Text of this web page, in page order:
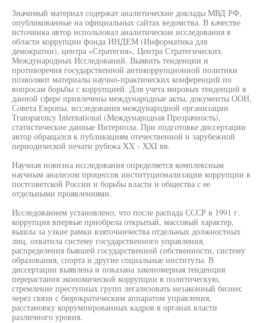
Значимый материал содержат аналитические доклады МВД РФ,
опубликованные на официальных сайтах ведомства. В качестве
источника автор использовал аналитические исследования в
области коррупции фонда ИНДЕМ (Информатика для
демократии), центра «Стратегия», Центра Стратегических
Международных Исследований. Выявить тенденции и
противоречия государственной антикоррупционной политики
позволяют материалы научно-практических конференций по
вопросам борьбы с коррупцией. Для учета мировых тенденций в
данной сфере привлечены международные акты, документы ООН,
Совета Европы, исследования международной организации
Transparency International (Международная Прозрачность),
статистические данные Интерпола. При подготовке диссертации
автор обращался к публикациям отечественной и зарубежной
периодической печати рубежа XX - XXI вв.
Научная новизна исследования определяется комплексным
научным анализом процессов институционализации коррупции в
постсоветской России и борьбы власти и общества с ее
отдельными проявлениями.
Исследованием установлено, что после распада СССР в 1991 г.
коррупция впервые приобрела открытый, массовый характер,
вышла за узкие рамки взяточничества отдельных должностных
лиц, охватила систему государственного управления,
распределения бывшей государственной собственности, систему
образования, спорта и другие социальные институты. В
диссертации выявлена и показана закономерная тенденция
перерастания экономической коррупции в политическую,
стремление преступных групп легализовать незаконный бизнес
через связи с бюрократическим аппаратом управления,
расстановку коррумпированных кадров в органах власти
различного уровня.